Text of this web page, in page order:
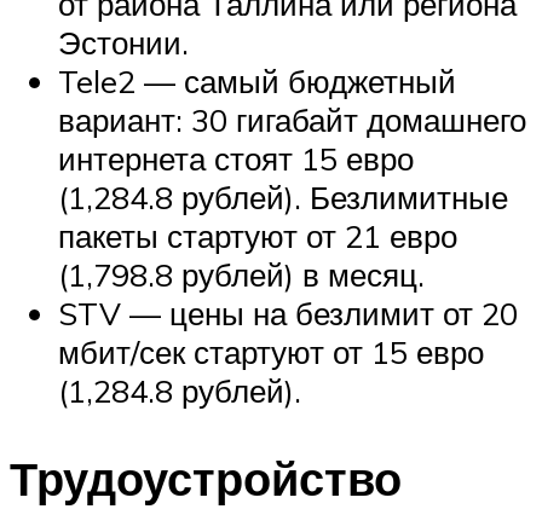
Эстонии.
Tele2 — самый бюджетный
вариант: 30 гигабайт домашнего
интернета стоят 15 евро
(1,284.8 рублей). Безлимитные
пакеты стартуют от 21 евро
(1,798.8 рублей) в месяц.
STV — цены на безлимит от 20
мбит/сек стартуют от 15 евро
(1,284.8 рублей).
Трудоустройство